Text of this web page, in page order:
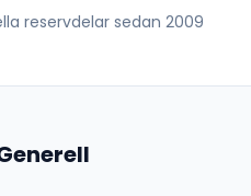
reservdelar sedan 2009